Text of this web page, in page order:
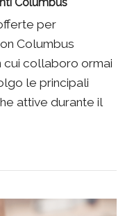
per
Columbus
cui collaboro ormai
le principali
attive durante il